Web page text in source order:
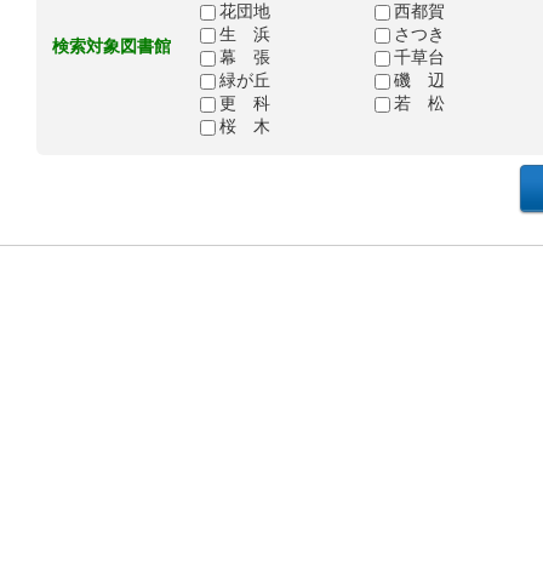
検索対象図書館
花団地
西都賀
生 浜
さつき
幕 張
千草台
緑が丘
磯 辺
更 科
若 松
桜 木